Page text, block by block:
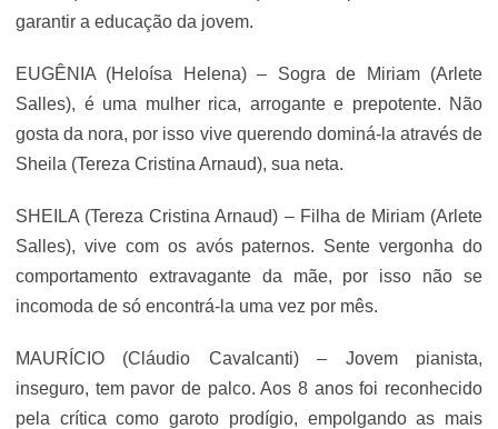
garantir a educação da jovem.
EUGÊNIA (Heloísa Helena) – Sogra de Miriam (Arlete
Salles), é uma mulher rica, arrogante e prepotente. Não
gosta da nora, por isso vive querendo dominá-la através de
Sheila (Tereza Cristina Arnaud), sua neta.
SHEILA (Tereza Cristina Arnaud) – Filha de Miriam (Arlete
Salles), vive com os avós paternos. Sente vergonha do
comportamento extravagante da mãe, por isso não se
incomoda de só encontrá-la uma vez por mês.
MAURÍCIO (Cláudio Cavalcanti) – Jovem pianista,
inseguro, tem pavor de palco. Aos 8 anos foi reconhecido
pela crítica como garoto prodígio, empolgando as mais